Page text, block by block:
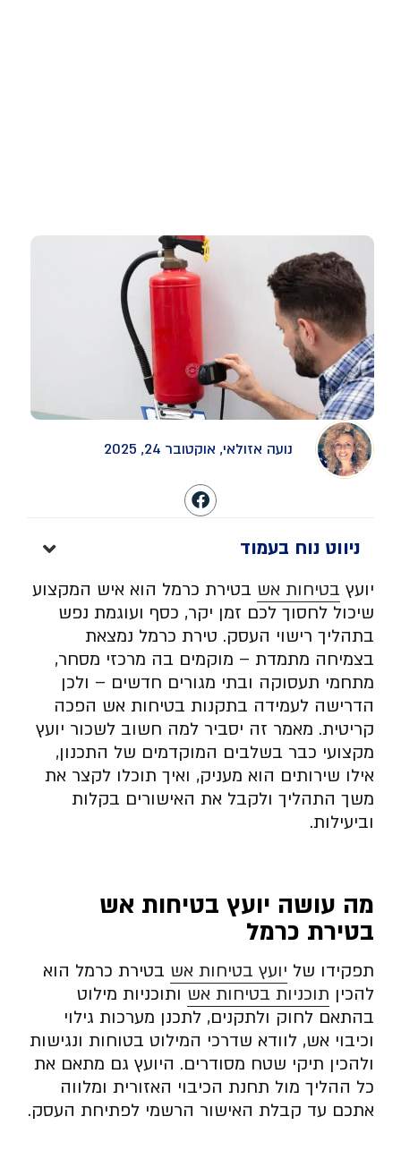
נועה אזולאי, אוקטובר 24, 2025
ניווט נוח בעמוד
יועץ בטיחות אש בטירת כרמל הוא איש המקצוע
שיכול לחסוך לכם זמן יקר, כסף ועוגמת נפש
בתהליך רישוי העסק. טירת כרמל נמצאת
בצמיחה מתמדת – מוקמים בה מרכזי מסחר,
מתחמי תעסוקה ובתי מגורים חדשים – ולכן
הדרישה לעמידה בתקנות בטיחות אש הפכה
קריטית. מאמר זה יסביר למה חשוב לשכור יועץ
מקצועי כבר בשלבים המוקדמים של התכנון,
אילו שירותים הוא מעניק, ואיך תוכלו לקצר את
משך התהליך ולקבל את האישורים בקלות
וביעילות.
מה עושה יועץ בטיחות אש
בטירת כרמל
תפקידו של יועץ בטיחות אש בטירת כרמל הוא
להכין תוכניות בטיחות אש ותוכניות מילוט
בהתאם לחוק ולתקנים, לתכנן מערכות גילוי
וכיבוי אש, לוודא שדרכי המילוט בטוחות ונגישות
ולהכין תיקי שטח מסודרים. היועץ גם מתאם את
כל ההליך מול תחנת הכיבוי האזורית ומלווה
אתכם עד קבלת האישור הרשמי לפתיחת העסק.